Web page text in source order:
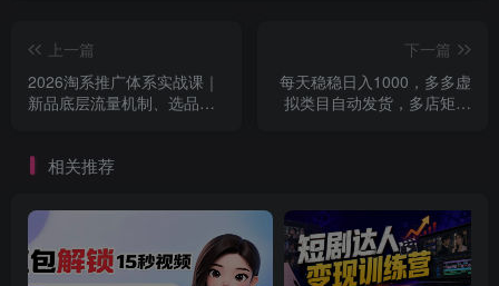
上一篇
2026淘系推广体系实战课｜
新品底层流量机制、选品定
款复制全流程
下一篇
每天稳稳日入1000，多多虚
拟类目自动发货，多店矩阵
相关推荐